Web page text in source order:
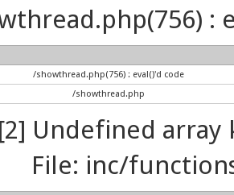
:
/showthread.php(756) : eval()'d code
/showthread.php
[2] Undefined array
File: inc/